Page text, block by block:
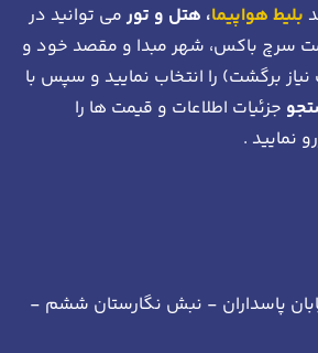
بلیط هواپیما، هتل و تورمی توانید در
سرچ باکس، شهر مبدا و مقصد خود و
برگشت) را انتخاب نمایید و سپس با
جزئیات اطلاعات و قیمت ها را
نمایید .
پاسداران - نبش نگارستان ششم -